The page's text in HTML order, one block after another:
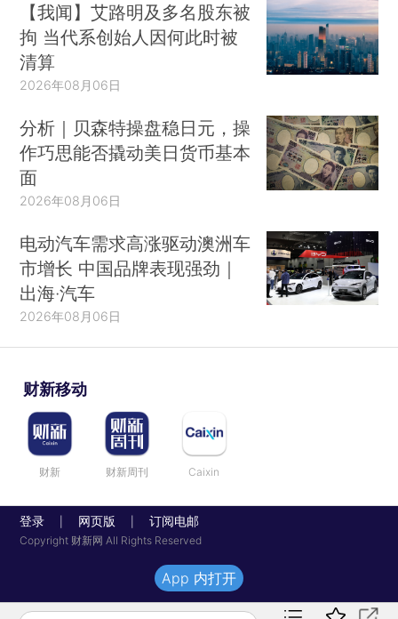
【我闻】艾路明及多名股东被
拘 当代系创始人因何此时被
清算
2026年08月06日
分析｜贝森特操盘稳日元，操
作巧思能否撬动美日货币基本
面
2026年08月06日
电动汽车需求高涨驱动澳洲车
市增长 中国品牌表现强劲｜
出海·汽车
2026年08月06日
财新移动
财新 财新周刊 Caixin
登录 网页版 订阅电邮
Copyright 财新网 All Rights Reserved
App 内打开